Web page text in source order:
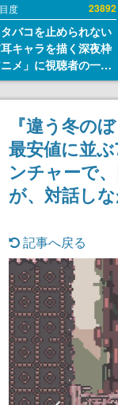
度 23892
タバコを止められない
キャラを描く深夜枠
メ」に視聴者の一部
批判意見。違法薬物
用と思しき描写も含
て、BPOが議論を交わ
『違う冬の
最安値に並
ンチャーで
が、対話し
記事へ戻る